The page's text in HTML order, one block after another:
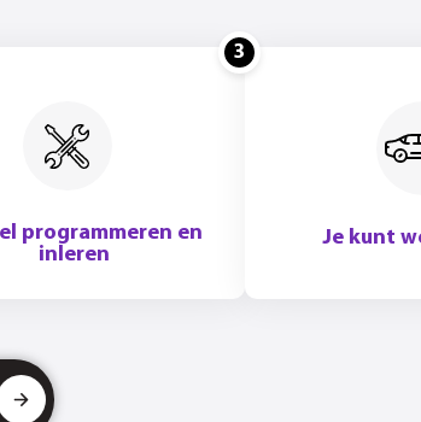
3
programmeren en
inleren
Je kunt